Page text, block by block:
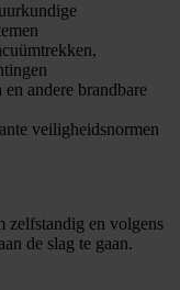
andere brandbare
veiligheidsnormen
zelfstandig en volgens
de slag te gaan.